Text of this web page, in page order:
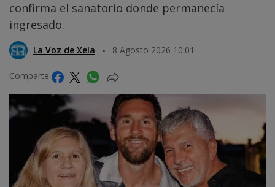
confirma el sanatorio donde permanecía
ingresado.
La Voz de Xela 8 Agosto 2026 10:01
Comparte